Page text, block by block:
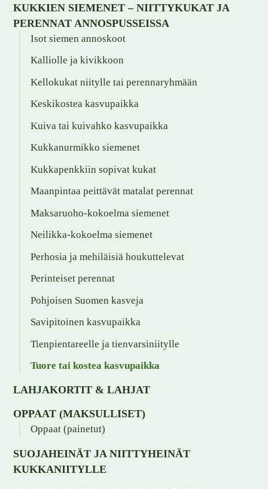
KUKKIEN SIEMENET – NIITTYKUKAT JA
PERENNAT ANNOSPUSSEISSA
Isot siemen annoskoot
Kalliolle ja kivikkoon
Kellokukat niitylle tai perennaryhmään
Keskikostea kasvupaikka
Kuiva tai kuivahko kasvupaikka
Kukkanurmikko siemenet
Kukkapenkkiin sopivat kukat
Maanpintaa peittävät matalat perennat
Maksaruoho-kokoelma siemenet
Neilikka-kokoelma siemenet
Perhosia ja mehiläisiä houkuttelevat
Perinteiset perennat
Pohjoisen Suomen kasveja
Savipitoinen kasvupaikka
Tienpientareelle ja tienvarsiniitylle
Tuore tai kostea kasvupaikka
LAHJAKORTIT & LAHJAT
OPPAAT (MAKSULLISET)
Oppaat (painetut)
SUOJAHEINÄT JA NIITTYHEINÄT
KUKKANIITYLLE